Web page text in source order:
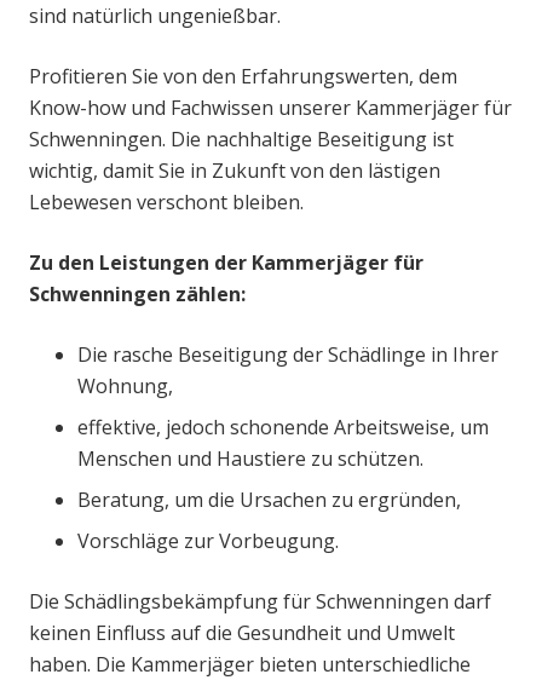
sind natürlich ungenießbar.
Profitieren Sie von den Erfahrungswerten, dem
Know-how und Fachwissen unserer Kammerjäger für
Schwenningen. Die nachhaltige Beseitigung ist
wichtig, damit Sie in Zukunft von den lästigen
Lebewesen verschont bleiben.
Zu den Leistungen der Kammerjäger für
Schwenningen zählen:
Die rasche Beseitigung der Schädlinge in Ihrer
Wohnung,
effektive, jedoch schonende Arbeitsweise, um
Menschen und Haustiere zu schützen.
Beratung, um die Ursachen zu ergründen,
Vorschläge zur Vorbeugung.
Die Schädlingsbekämpfung für Schwenningen darf
keinen Einfluss auf die Gesundheit und Umwelt
haben. Die Kammerjäger bieten unterschiedliche